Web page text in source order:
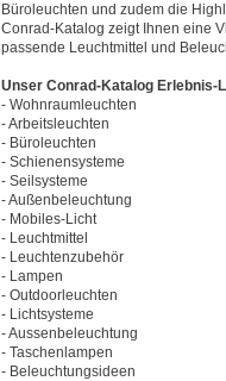
Büroleuchten und zudem die
Conrad-Katalog zeigt Ihnen eine
passende Leuchtmittel und
Unser Conrad-Katalog Erlebnis-
- Wohnraumleuchten
- Arbeitsleuchten
- Büroleuchten
- Schienensysteme
- Seilsysteme
- Außenbeleuchtung
- Mobiles-Licht
- Leuchtmittel
- Leuchtenzubehör
- Lampen
- Outdoorleuchten
- Lichtsysteme
- Aussenbeleuchtung
- Taschenlampen
- Beleuchtungsideen